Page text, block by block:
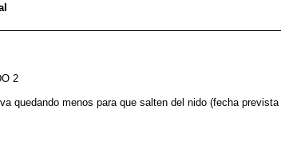
2
quedando menos para que salten del nido (fecha